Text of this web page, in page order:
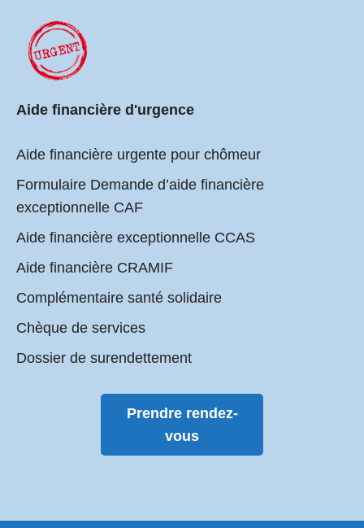
Aide financière d'urgence
Aide financière urgente pour chômeur
Formulaire Demande d’aide financière
exceptionnelle CAF
Aide financière exceptionnelle CCAS
Aide financière CRAMIF
Complémentaire santé solidaire
Chèque de services
Dossier de surendettement
Prendre rendez-
vous